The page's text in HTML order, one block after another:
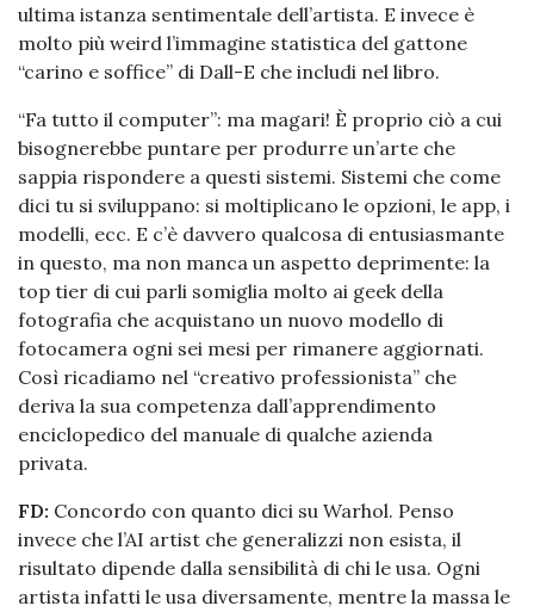
ultima istanza sentimentale dell’artista. E invece è
molto più weird l’immagine statistica del gattone
“carino e soffice” di Dall-E che includi nel libro.
“Fa tutto il computer”: ma magari! È proprio ciò a cui
bisognerebbe puntare per produrre un’arte che
sappia rispondere a questi sistemi. Sistemi che come
dici tu si sviluppano: si moltiplicano le opzioni, le app, i
modelli, ecc. E c’è davvero qualcosa di entusiasmante
in questo, ma non manca un aspetto deprimente: la
top tier di cui parli somiglia molto ai geek della
fotografia che acquistano un nuovo modello di
fotocamera ogni sei mesi per rimanere aggiornati.
Così ricadiamo nel “creativo professionista” che
deriva la sua competenza dall’apprendimento
enciclopedico del manuale di qualche azienda
privata.
FD: Concordo con quanto dici su Warhol. Penso
invece che l’AI artist che generalizzi non esista, il
risultato dipende dalla sensibilità di chi le usa. Ogni
artista infatti le usa diversamente, mentre la massa le